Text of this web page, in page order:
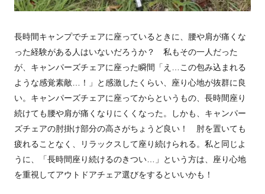
長時間キャンプでチェアに座っているときに、腰や肩が痛くな
った経験がある人はいないだろうか？ 私もその一人だった
が、キャンパーズチェアに座った瞬間「え…この包み込まれる
ような感覚素敵…！」と感激したくらい、座り心地が抜群に良
い。キャンパーズチェアに座ってからというもの、長時間座り
続けても腰や肩が痛くなりにくくなった。しかも、キャンパー
ズチェアの肘掛け部分の高さがちょうど良い！ 肘を置いても
疲れることなく、リラックスして座り続けられる。私と同じよ
うに、「長時間座り続けるのきつい…」という方は、座り心地
を重視してアウトドアチェア選びをするといいかも！